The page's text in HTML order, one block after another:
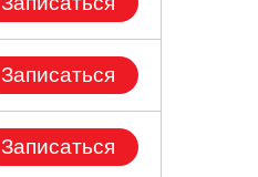
Записаться
Записаться